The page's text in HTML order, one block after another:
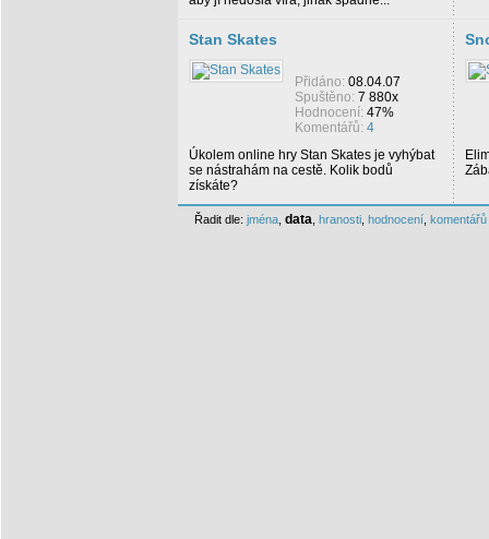
Stan Skates
Přidáno: 08.04.07
Spuštěno: 7 880x
Hodnocení: 47%
Komentářů: 4
Úkolem online hry Stan Skates je vyhýbat
se nástrahám na cestě. Kolik bodů
získáte?
Řadit dle: jména data hranosti hodnocení komentářů